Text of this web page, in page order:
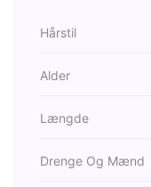
Hårstil
Alder
Længde
Drenge Og Mænd